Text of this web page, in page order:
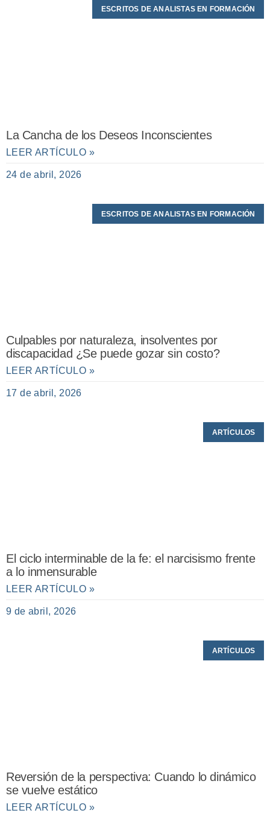
ESCRITOS DE ANALISTAS EN FORMACIÓN
La Cancha de los Deseos Inconscientes
LEER ARTÍCULO »
24 de abril, 2026
ESCRITOS DE ANALISTAS EN FORMACIÓN
Culpables por naturaleza, insolventes por
discapacidad ¿Se puede gozar sin costo?
LEER ARTÍCULO »
17 de abril, 2026
ARTÍCULOS
El ciclo interminable de la fe: el narcisismo frente
a lo inmensurable
LEER ARTÍCULO »
9 de abril, 2026
ARTÍCULOS
Reversión de la perspectiva: Cuando lo dinámico
se vuelve estático
LEER ARTÍCULO »